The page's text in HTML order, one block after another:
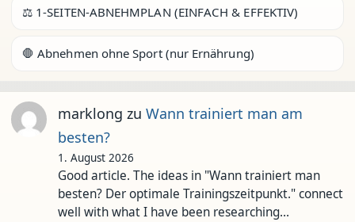
⚖️ 1-SEITEN-ABNEHMPLAN (EINFACH & EFFEKTIV)
🛑 Abnehmen ohne Sport (nur Ernährung)
marklong zu Wann trainiert man am
besten?
1. August 2026
Good article. The ideas in "Wann trainiert man
besten? Der optimale Trainingszeitpunkt." connect
well with what I have been researching…